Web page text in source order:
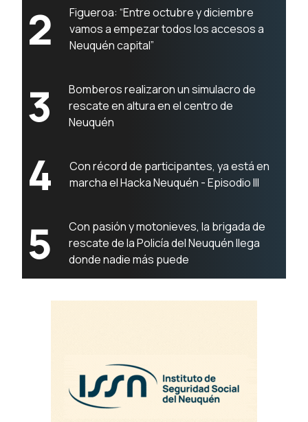
2
Figueroa: “Entre octubre y diciembre
vamos a empezar todos los accesos a
Neuquén capital”
3
Bomberos realizaron un simulacro de
rescate en altura en el centro de
Neuquén
4
Con récord de participantes, ya está en
marcha el Hacka Neuquén - Episodio III
5
Con pasión y motonieves, la brigada de
rescate de la Policía del Neuquén llega
donde nadie más puede